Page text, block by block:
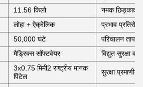
11.56 किलो
नमक छिड़काव
लोहा + ऐक्रेलिक
प्रभाव प्रतिरोध
50,000 घंटे
परिचालन
मैड्रिक्स सॉफ्टवेयर विद्युत सुरक्षा वर्ग
3x0.75 मिमी2 राष्ट्रीय मानक
पिंटेल
सुरक्षा